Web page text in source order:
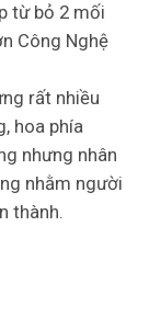
từ bỏ 2 mối
Công Nghệ
rất nhiều
hoa phía
nhưng nhân
nhằm người
thành.